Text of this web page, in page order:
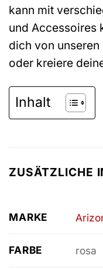
kann mit
und Accessoires
dich von
oder kreiere
Inhalt
ZUSÄTZLICHE
MARKE
FARBE rosa